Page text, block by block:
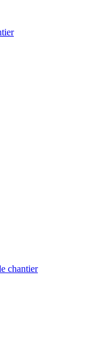
chantier